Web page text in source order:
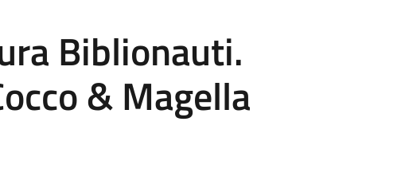
Biblionauti.
& Magella